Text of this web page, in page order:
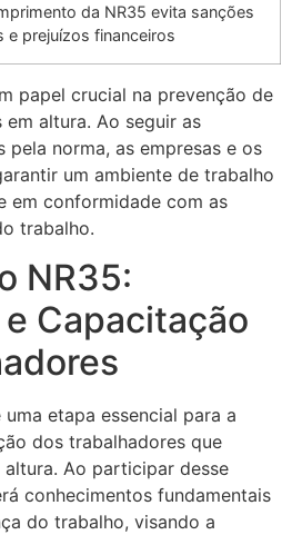
da NR35 evita sanções
e prejuízos financeiros
papel crucial na prevenção de
altura. Ao seguir as
norma, as empresas e os
um ambiente de trabalho
em conformidade com as
trabalho.
NR35:
Capacitação
uma etapa essencial para a
dos trabalhadores que
Ao participar desse
conhecimentos fundamentais
do trabalho, visando a